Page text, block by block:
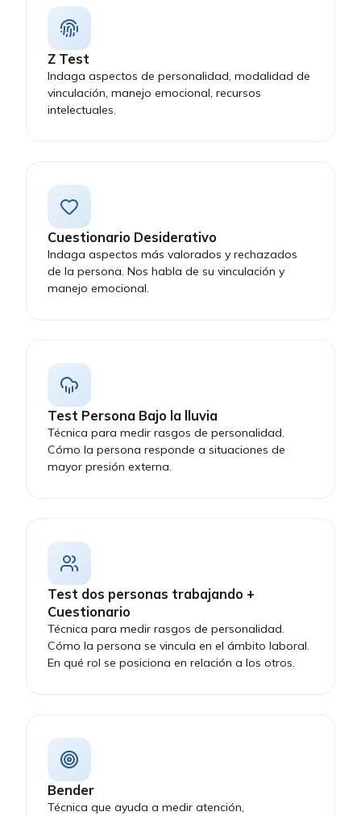
Z Test
Indaga aspectos de personalidad, modalidad de
vinculación, manejo emocional, recursos
intelectuales.
Cuestionario Desiderativo
Indaga aspectos más valorados y rechazados
de la persona. Nos habla de su vinculación y
manejo emocional.
Test Persona Bajo la lluvia
Técnica para medir rasgos de personalidad.
Cómo la persona responde a situaciones de
mayor presión externa.
Test dos personas trabajando +
Cuestionario
Técnica para medir rasgos de personalidad.
Cómo la persona se vincula en el ámbito laboral.
En qué rol se posiciona en relación a los otros.
Bender
Técnica que ayuda a medir atención,